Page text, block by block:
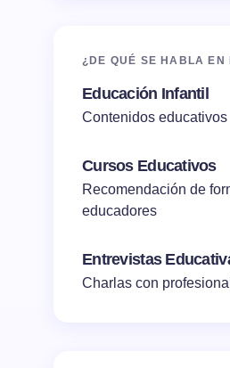
¿DE QUÉ SE HABLA EN
Educación Infantil
Contenidos educativos
Cursos Educativos
Recomendación de
educadores
Entrevistas
Charlas con